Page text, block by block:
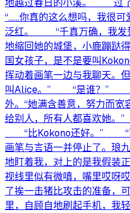
地越过春日的小溪。 过
“……你真的这么想吗，我
泛红。 “千真万确，我
地缩回她的城堡，小鹿蹦
国女孩子，是不是要叫
挥动着画笔一边与我聊天
叫Alice。” “是谁？” “
外。“她满含善意，努力而
给别人，所有人都喜欢她
“比Kokono还好。” “
画笔与言语一并停止了。琅
地盯着我，对上的是我假装
视线里似有微嗔，嘴里哎
了挨一击猪比攻击的准备，
里，自顾自地刷起手机，我